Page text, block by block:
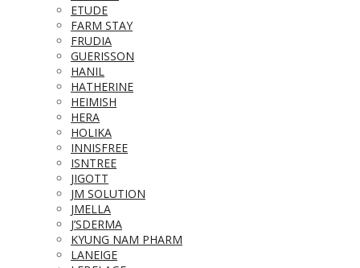
ETUDE
FARM STAY
FRUDIA
GUERISSON
HANIL
HATHERINE
HEIMISH
HERA
HOLIKA
INNISFREE
ISNTREE
JIGOTT
JM SOLUTION
JMELLA
J’SDERMA
KYUNG NAM PHARM
LANEIGE